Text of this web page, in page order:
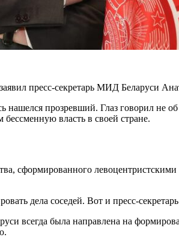
пресс-секретарь МИД Беларуси
прозревший. Глаз говорил не
власть в своей стране.
сформированного
дела соседей. Вот и пресс-
всегда была направлена на